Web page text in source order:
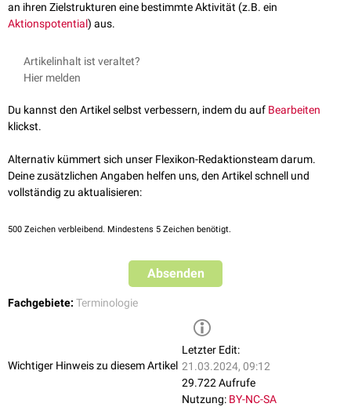
an ihren Zielstrukturen eine bestimmte Aktivität (z.B. ein
Aktionspotential) aus.
Artikelinhalt ist veraltet?
Hier melden
Du kannst den Artikel selbst verbessern, indem du auf Bearbeiten
klickst.
Alternativ kümmert sich unser Flexikon-Redaktionsteam darum.
Deine zusätzlichen Angaben helfen uns, den Artikel schnell und
vollständig zu aktualisieren:
500 Zeichen verbleibend. Mindestens 5 Zeichen benötigt.
Absenden
Fachgebiete: Terminologie
Wichtiger Hinweis zu diesem Artikel
Letzter Edit:
21.03.2024, 09:12
29.722 Aufrufe
Nutzung: BY-NC-SA